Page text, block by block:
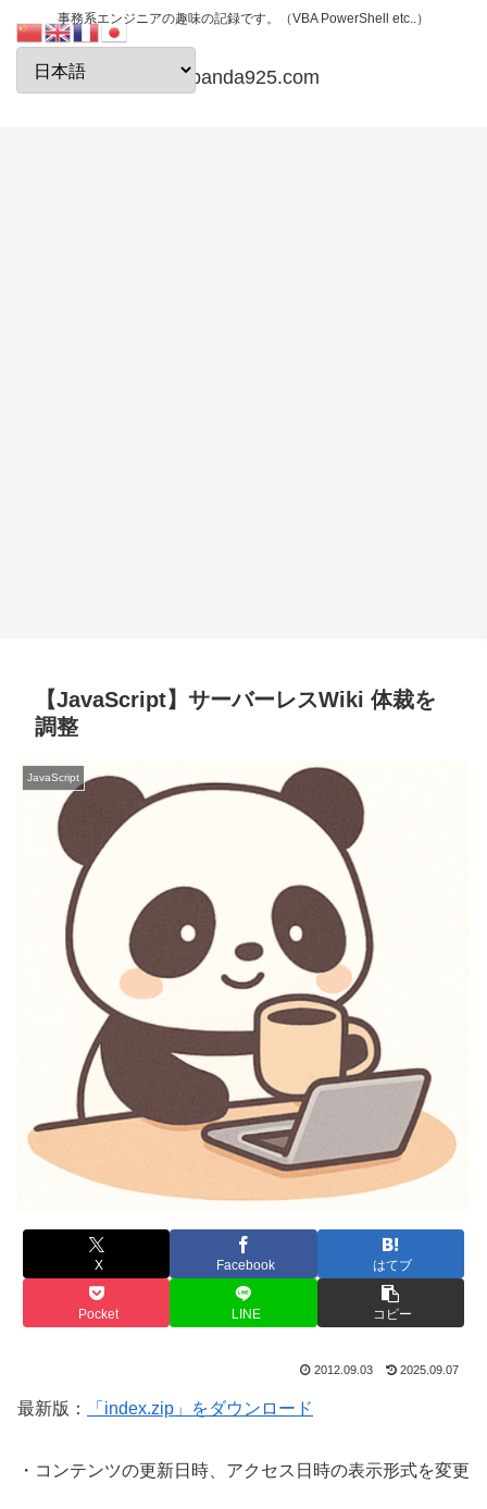
事務系エンジニアの趣味の記録です。（VBA PowerShell etc..）
papanda925.com
【JavaScript】サーバーレスWiki 体裁を
調整
JavaScript
X Facebook はてブ
Pocket LINE コピー
2012.09.03 2025.09.07
最新版： 「index.zip」をダウンロード
・コンテンツの更新日時、アクセス日時の表示形式を変更